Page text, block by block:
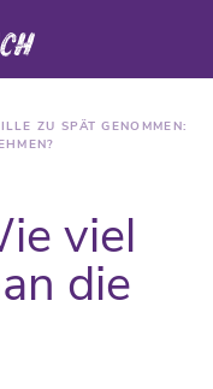
ZU SPÄT GENOMMEN:
viel
die